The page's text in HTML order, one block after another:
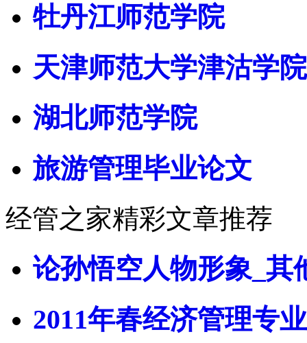
牡丹江师范学院
天津师范大学津沽学院
湖北师范学院
旅游管理毕业论文
经管之家精彩文章推荐
论孙悟空人物形象_其
2011年春经济管理专业